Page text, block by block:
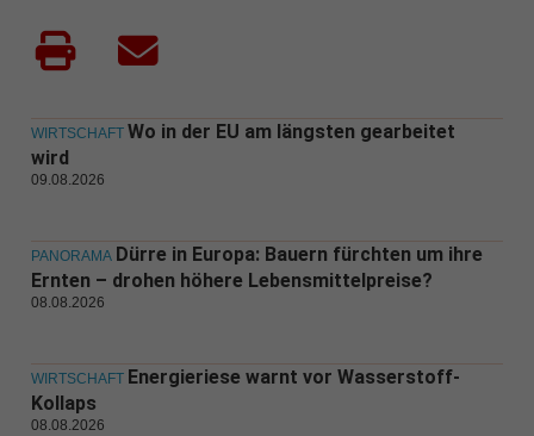
WIRTSCHAFT Wo in der EU am längsten gearbeitet
wird
09.08.2026
PANORAMA Dürre in Europa: Bauern fürchten um ihre
Ernten – drohen höhere Lebensmittelpreise?
08.08.2026
WIRTSCHAFT Energieriese warnt vor Wasserstoff-
Kollaps
08.08.2026